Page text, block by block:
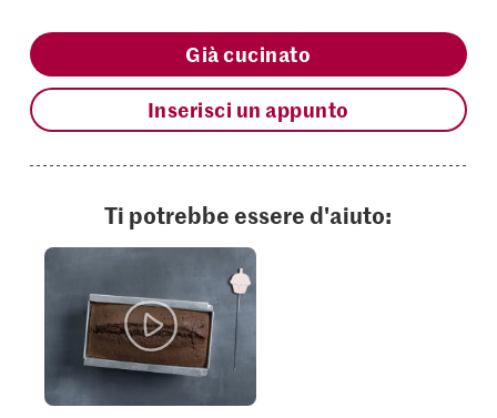
Già cucinato
Inserisci un appunto
Ti potrebbe essere d'aiuto: